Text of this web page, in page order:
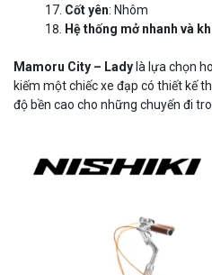
Cốt yên: Nhôm
Hệ thống mở nhanh và
Mamoru City – Lady là lựa chọn
kiếm một chiếc xe đạp có thiết kế
độ bền cao cho những chuyến đi